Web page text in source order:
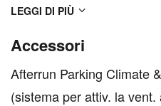
veicolo nuovo incluso
PRENOTABILE CON CAPARRA -
dalla data di i...
LEGGI DI PIÙ
Accessori
Afterrun Parking Climate
(sistema per attiv. la